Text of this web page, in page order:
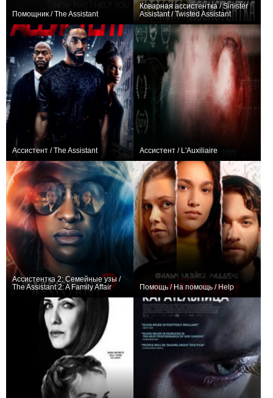
Помощник / The Assistant
Коварная ассистентка / Sinister
Assistant / Twisted Assistant
Ассистент / The Assistant Ассистент / L'Auxiliaire
Ассистентка 2: Семейные узы /
The Assistant 2: A Family Affair
Помощь / На помощь / Help